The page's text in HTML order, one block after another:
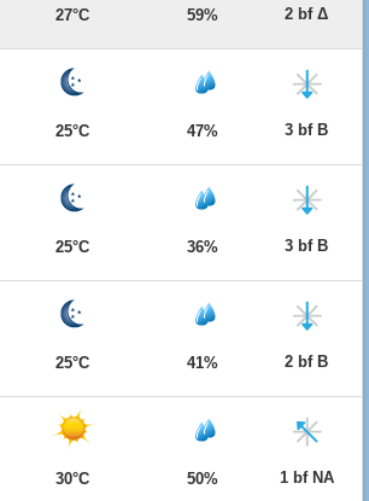
27°C 59% 2 bf Δ
25°C 47% 3 bf Β
25°C 36% 3 bf Β
25°C 41% 2 bf Β
30°C 50% 1 bf ΝΑ